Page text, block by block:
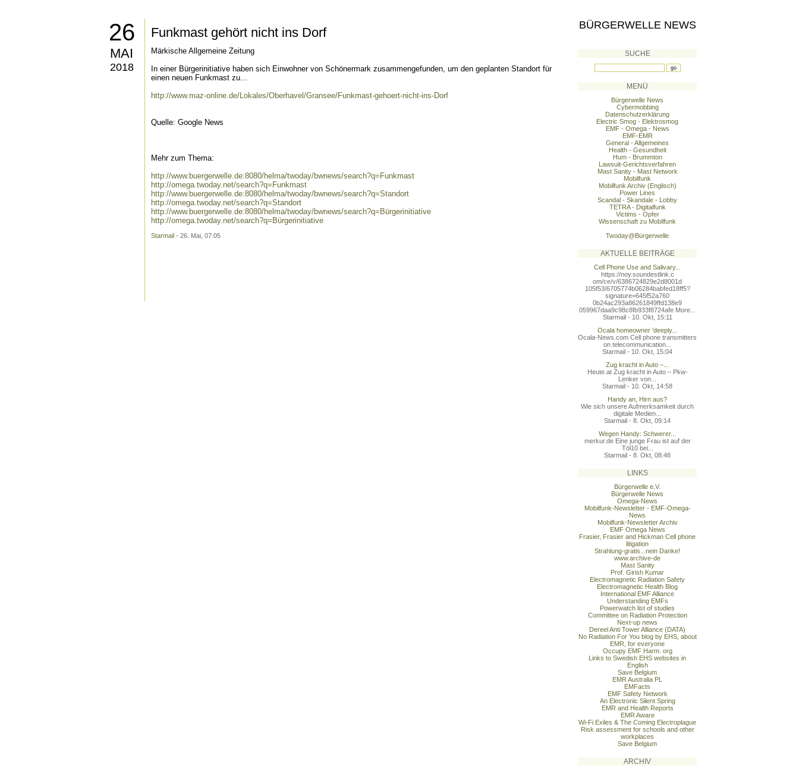
26
MAI
2018
Funkmast gehört nicht ins Dorf
Märkische Allgemeine Zeitung
In einer Bürgerinitiative haben sich Einwohner von Schönermark zusammengefunden, um den geplanten Standort für
einen neuen Funkmast zu...
http://www.maz-online.de/Lokales/Oberhavel/Gransee/Funkmast-gehoert-nicht-ins-Dorf
Quelle: Google News
Mehr zum Thema:
http://www.buergerwelle.de:8080/helma/twoday/bwnews/search?q=Funkmast
http://omega.twoday.net/search?q=Funkmast
http://www.buergerwelle.de:8080/helma/twoday/bwnews/search?q=Standort
http://omega.twoday.net/search?q=Standort
http://www.buergerwelle.de:8080/helma/twoday/bwnews/search?q=Bürgerinitiative
http://omega.twoday.net/search?q=Bürgerinitiative
Starmail - 26. Mai, 07:05
BÜRGERWELLE NEWS
SUCHE
MENÜ
Bürgerwelle News
Cybermobbing
Datenschutzerklärung
Electric Smog - Elektrosmog
EMF - Omega - News
EMF-EMR
General - Allgemeines
Health - Gesundheit
Hum - Brummton
Lawsuit-Gerichtsverfahren
Mast Sanity - Mast Network
Mobilfunk
Mobilfunk Archiv (Englisch)
Power Lines
Scandal - Skandale - Lobby
TETRA - Digitalfunk
Victims - Opfer
Wissenschaft zu Mobilfunk
Twoday@Bürgerwelle
AKTUELLE BEITRÄGE
Cell Phone Use and Salivary...
https://noy.soundestlink.c
om/ce/v/6386724829e2d8001d
105f53/6705774b06284babfed18ff5?
signature=645f52a760
0b24ac293a86261849ffd138e9
059967daa9c98c8fb933f8724afe More...
Starmail - 10. Okt, 15:11
Ocala homeowner 'deeply...
Ocala-News.com Cell phone transmitters
on telecommunication...
Starmail - 10. Okt, 15:04
Zug kracht in Auto –...
Heute.at Zug kracht in Auto – Pkw-
Lenker von...
Starmail - 10. Okt, 14:58
Handy an, Hirn aus?
Wie sich unsere Aufmerksamkeit durch
digitale Medien...
Starmail - 8. Okt, 09:14
Wegen Handy: Schwerer...
merkur.de Eine junge Frau ist auf der
Töl10 bei...
Starmail - 8. Okt, 08:48
LINKS
Bürgerwelle e.V.
Bürgerwelle News
Omega-News
Mobilfunk-Newsletter - EMF-Omega-
News
Mobilfunk-Newsletter Archiv
EMF Omega News
Frasier, Frasier and Hickman Cell phone
litigation
Strahlung-gratis...nein Danke!
www.archive-de
Mast Sanity
Prof. Girish Kumar
Electromagnetic Radiation Safety
Electromagnetic Health Blog
International EMF Alliance
Understanding EMFs
Powerwatch list of studies
Committee on Radiation Protection
Next-up news
Dereel Anti Tower Alliance (DATA)
No Radiation For You blog by EHS, about
EMR, for everyone
Occupy EMF Harm. org
Links to Swedish EHS websites in
English
Save Belgium
EMR Australia PL
EMFacts
EMF Safety Network
An Electronic Silent Spring
EMR and Health Reports
EMR Aware
Wi-Fi Exiles & The Coming Electroplague
Risk assessment for schools and other
workplaces
Save Belgium
ARCHIV